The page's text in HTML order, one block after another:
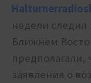
недели следил
Ближнем
предполагали,
заявления о